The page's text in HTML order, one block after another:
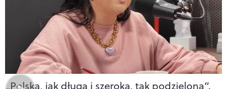
„Polska, jak długa i szeroka, tak podzielona”.